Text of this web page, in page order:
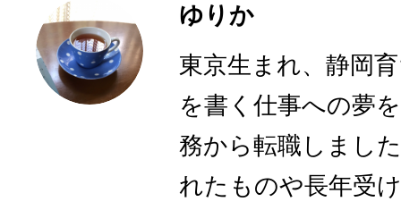
ゆりか
東京生まれ、静岡
を書く仕事への夢
務から転職しまし
れたものや長年受